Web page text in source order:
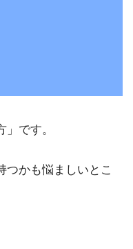
です。
つかも悩ましいとこ